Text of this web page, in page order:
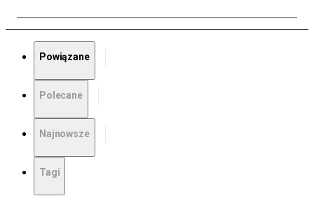
Powiązane
Polecane
Najnowsze
Tagi